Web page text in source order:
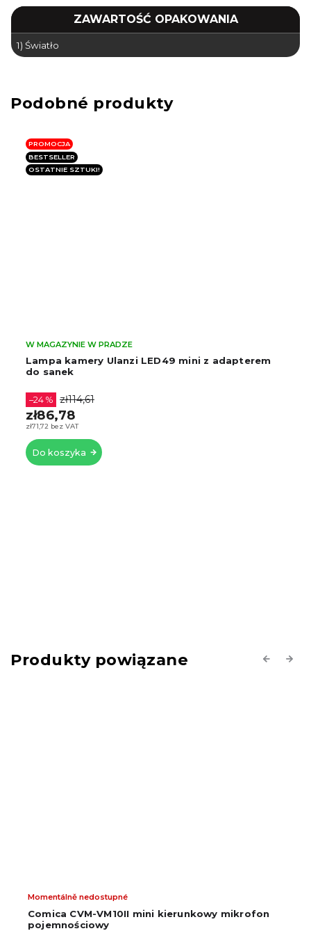
ZAWARTOŚĆ OPAKOWANIA
1) Światło
PROMOCJA
BESTSELLER
OSTATNIE SZTUKI!
Lampa kamery Ulanzi LED49 mini z adapterem
do sanek
W MAGAZYNIE W PRADZE
zł71,72 bez VAT
–24 % zł114,61
zł86,78
Do koszyka
Produkty powiązane Previous
Comica CVM-VM10II mini kierunkowy mikrofon
pojemnościowy
Momentálně nedostupné
Next